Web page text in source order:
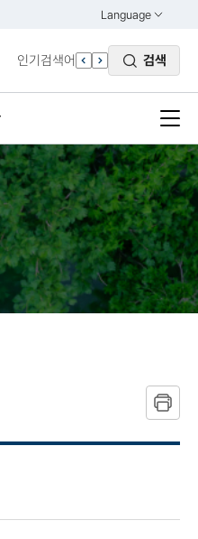
Language
열기
ENGLISH
인기검색어 검색